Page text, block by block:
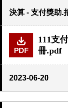
決算 - 支付獎助.
PDF
111支
冊.pdf
2023-06-20